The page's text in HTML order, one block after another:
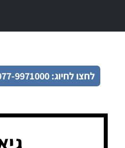
לחצו לחיוג: 077-9971000